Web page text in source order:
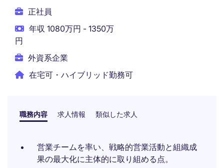
正社員
年収 1080万円 - 1350万
円
外資系企業
在宅可・ハイブリッド勤務可
職務内容 求人情報 類似した求人
営業チームを率い、戦略的営業活動と組織成
果の最大化に主体的に取り組める点。